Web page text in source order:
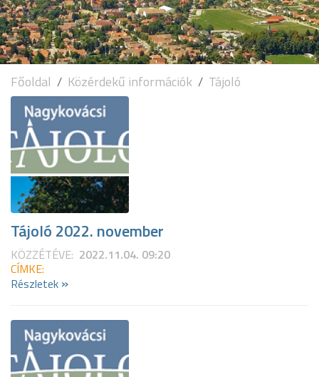
Főoldal Közérdekű információk Tájoló
Tájoló 2022. november
KÖZZÉTÉVE: 2022.11.04. 09:20
CÍMKE:
Részletek »